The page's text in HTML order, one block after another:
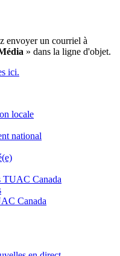
envoyer un courriel à
» dans la ligne d'objet.
ici.
locale
national
TUAC Canada
Canada